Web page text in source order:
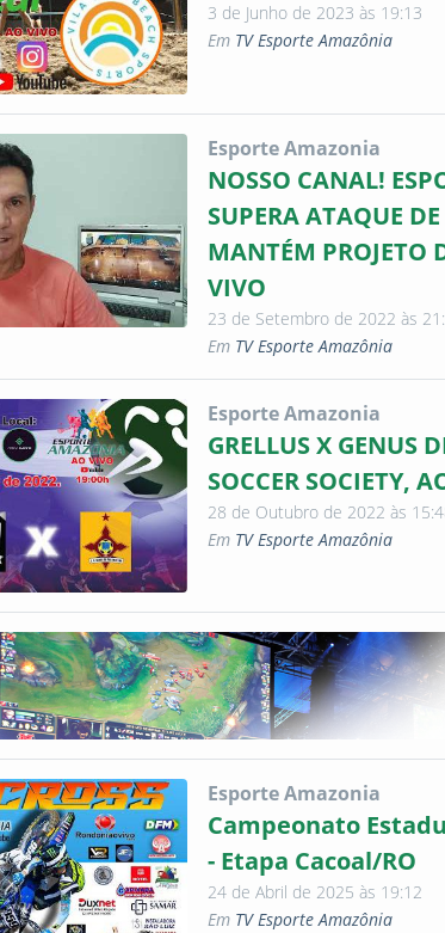
3 de Junho de 2023 às 19:13
Em TV Esporte Amazônia
Esporte Amazonia
NOSSO CANAL!
SUPERA ATAQUE
MANTÉM PROJETO
VIVO
23 de Setembro de 2022 às
Em TV Esporte Amazônia
Esporte Amazonia
GRELLUS X GENUS
SOCCER SOCIETY,
28 de Outubro de 2022 às
Em TV Esporte Amazônia
Esporte Amazonia
Campeonato
- Etapa Cacoal/RO
24 de Abril de 2025 às 19:12
Em TV Esporte Amazônia